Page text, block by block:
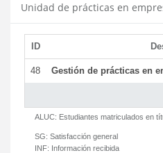
Unidad de prácticas en
ID
48 Gestión de prácticas en
ALUC: Estudiantes matriculados en
SG: Satisfacción general
INF: Información recibida